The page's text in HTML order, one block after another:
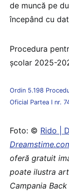
de muncă pe
începând cu
Procedura
școlar 2025-
Ordin 5.198
Oficial Partea I nr.
Foto: © Rido |
oferă gratuit
poate ilustra
Campania